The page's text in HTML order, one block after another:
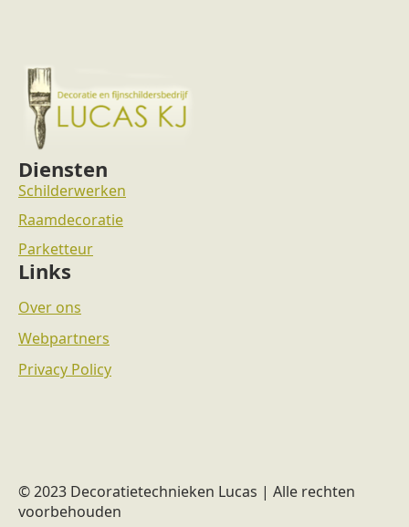
Diensten
Schilderwerken
Raamdecoratie
Parketteur
Links
Over ons
Webpartners
Privacy Policy
© 2023 Decoratietechnieken Lucas | Alle rechten
voorbehouden